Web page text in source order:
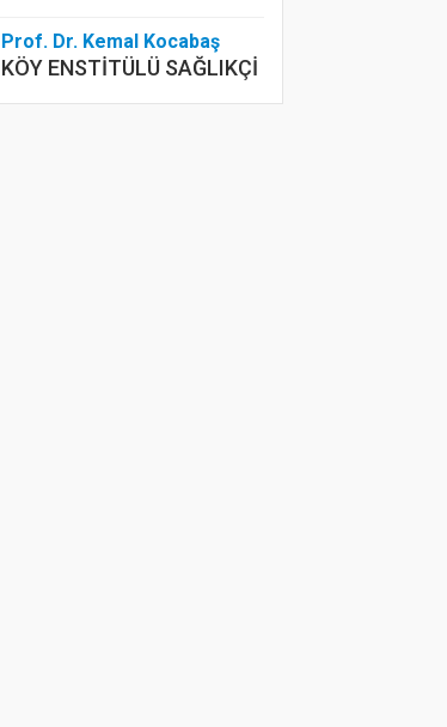
Prof. Dr. Kemal Kocabaş
KÖY ENSTİTÜLÜ SAĞLIKÇİ
FAHRİ BAŞER’İN ARDINDAN